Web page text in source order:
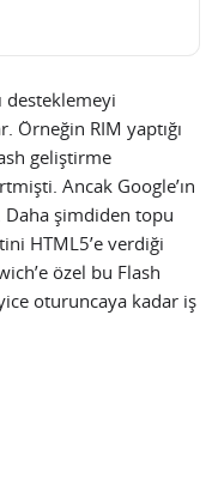
desteklemeyi
Örneğin RIM yaptığı
geliştirme
Ancak Google’ın
şimdiden topu
HTML5’e verdiği
özel bu Flash
oturuncaya kadar iş